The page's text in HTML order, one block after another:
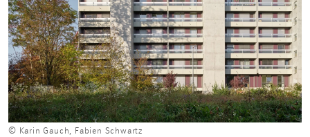
© Karin Gauch, Fabien Schwartz